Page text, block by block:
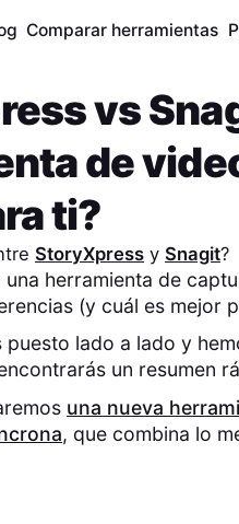
Comparar herramientas
vs
de
ti?
StoryXpressy Snagit?
una herramienta de
(y cuál es mejor
puesto lado a lado y
un resumen
una nueva
, que combina lo